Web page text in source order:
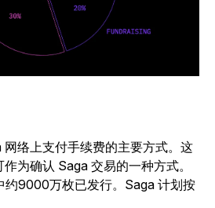
络上支付手续费的主要方式。这
为确认 Saga 交易的一种方式。
约9000万枚已发行。Saga 计划按